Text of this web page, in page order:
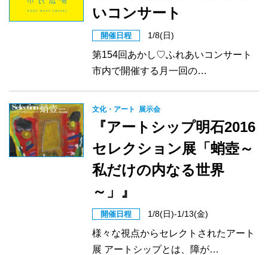
いコンサート
開催日程 1/8(日)
第154回あかし♡ふれあいコンサート
市内で開催する月一回の…
文化・アート 展示会
『アートシップ明石2016
セレクション展「蛸壺～
私だけの内なる世界
～」』
開催日程 1/8(日)-1/13(金)
様々な視点からセレクトされたアート
展 アートシップとは、障が…